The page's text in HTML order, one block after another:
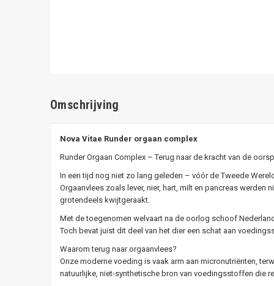
Omschrijving
Nova Vitae Runder orgaan complex
Runder Orgaan Complex – Terug naar de kracht van de
In een tijd nog niet zo lang geleden – vóór de Tweede
Orgaanvlees zoals lever, nier, hart, milt en pancreas
grotendeels kwijtgeraakt.
Met de toegenomen welvaart na de oorlog schoof
Toch bevat juist dit deel van het dier een schat aan
Waarom terug naar orgaanvlees?
Onze moderne voeding is vaak arm aan micronutriënten,
natuurlijke, niet-synthetische bron van voedingsstoffen die